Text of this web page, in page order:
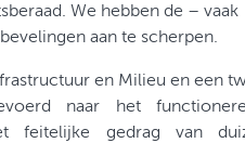
We hebben de – vaak
aan te scherpen.
en Milieu en een
naar het
feitelijke gedrag van